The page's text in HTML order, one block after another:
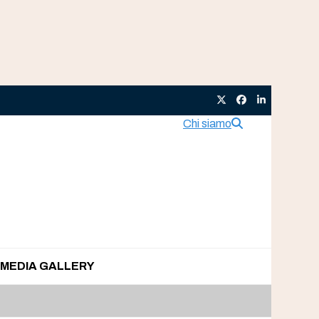
TwitterFacebook
LinkedIn
Chi siamo
MEDIA GALLERY